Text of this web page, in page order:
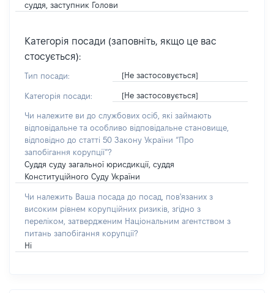
суддя, заступник Голови
Категорія посади (заповніть, якщо це вас
стосується):
Тип посади: [Не застосовується]
Категорія посади: [Не застосовується]
Чи належите ви до службових осіб, які займають
відповідальне та особливо відповідальне становище,
відповідно до статті 50 Закону України “Про
запобігання корупції”?
Суддя суду загальної юрисдикції, суддя
Конституційного Суду України
Чи належить Ваша посада до посад, пов'язаних з
високим рівнем корупційних ризиків, згідно з
переліком, затвердженим Національним агентством з
питань запобігання корупції?
Ні